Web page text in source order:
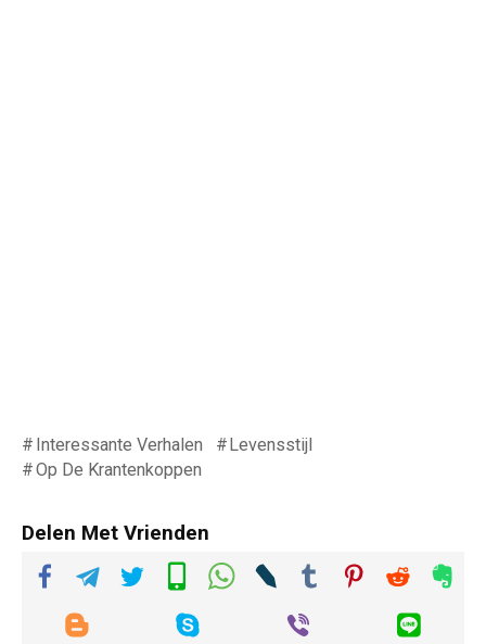
Interessante Verhalen
Levensstijl
Op De Krantenkoppen
Delen Met Vrienden